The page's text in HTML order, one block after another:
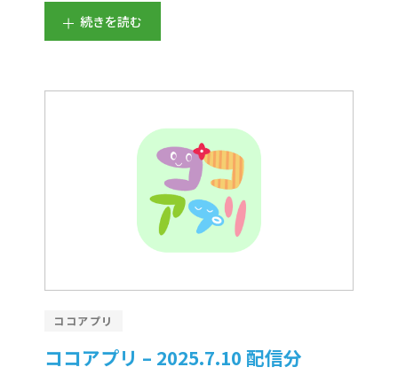
続きを読む
ココアプリ
ココアプリ – 2025.7.10 配信分